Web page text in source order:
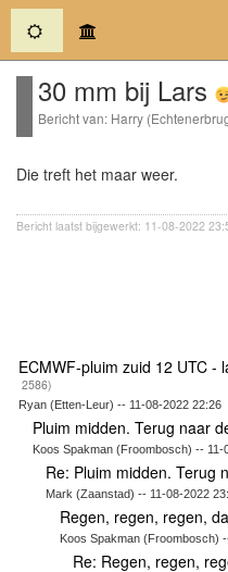
(current)
30 mm bij Lars
Bericht van: Harry
Die treft het maar weer.
Bericht laatst bijgewerkt: 11-08-2022
ECMWF-pluim zuid 12 UTC -
2586)
Ryan (Etten-Leur) -- 11-08-2022 22:26
Pluim midden. Terug naar
Koos Spakman (Froombosch) -- 11-
Re: Pluim midden. Terug
Mark (Zaanstad) -- 11-08-2022
Regen, regen, regen,
Koos Spakman (Froombosch)
Re: Regen, regen,